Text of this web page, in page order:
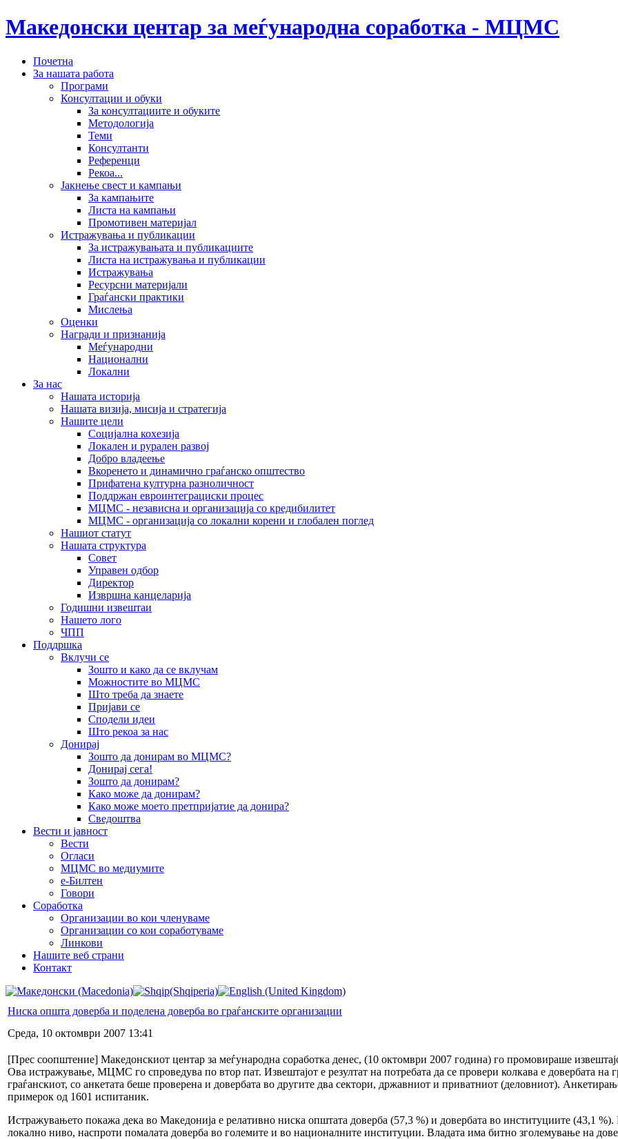
Македонски центар за меѓународна соработка - МЦМС
Почетна
За нашата работа
Програми
Консултации и обуки
За консултациите и обуките
Методологија
Теми
Консултанти
Референци
Рекоа...
Јакнење свест и кампањи
За кампањите
Листа на кампањи
Промотивен материјал
Истражувања и публикации
За истражувањата и публикациите
Листа на истражувања и публикации
Истражувања
Ресурсни материјали
Граѓански практики
Мислења
Оценки
Награди и признанија
Меѓународни
Национални
Локални
За нас
Нашата историја
Нашата визија, мисија и стратегија
Нашите цели
Социјална кохезија
Локален и рурален развој
Добро владеење
Вкоренето и динамично граѓанско општество
Прифатена културна разноличност
Поддржан евроинтеграциски процес
МЦМС - независна и организација со кредибилитет
МЦМС - организација со локални корени и глобален поглед
Нашиот статут
Нашата структура
Совет
Управен одбор
Директор
Извршна канцеларија
Годишни извештаи
Нашето лого
ЧПП
Поддршка
Вклучи се
Зошто и како да се вклучам
Можностите во МЦМС
Што треба да знаете
Пријави се
Сподели идеи
Што рекоа за нас
Донирај
Зошто да донирам во МЦМС?
Донирај сега!
Зошто да донирам?
Како може да донирам?
Како може моето претпријатие да донира?
Сведоштва
Вести и јавност
Вести
Огласи
МЦМС во медиумите
е-Билтен
Говори
Соработка
Организации во кои членуваме
Организации со кои соработуваме
Линкови
Нашите веб страни
Контакт
Ниска општа доверба и поделена доверба во граѓанските организации
Среда, 10 октомври 2007 13:41
[Прес соопштение] Македонскиот центар за меѓународна соработка денес, (10 октомври 2007 година) го промовираше
Ова истражување, МЦМС го спроведува по втор пат. Извештајот е резултат на потребата да се провери колкава е довербата на
граѓанскиот, со анкетата беше проверена и довербата во другите два сектори, државниот и приватниот (деловниот).
примерок од 1601 испитаник.
Истражувањето покажа дека во Македонија е релативно ниска општата доверба (57,3 %) и довербата во институциите (43,1
локално ниво, наспроти помалата доверба во големите и во националните институции. Владата има битно зголемување на